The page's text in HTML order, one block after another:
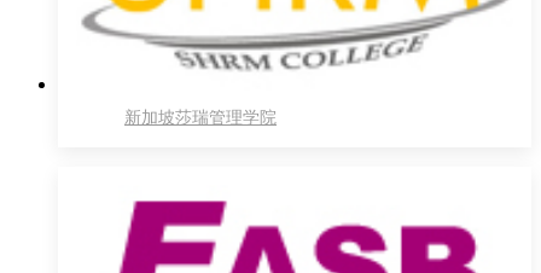
新加坡莎瑞管理学院